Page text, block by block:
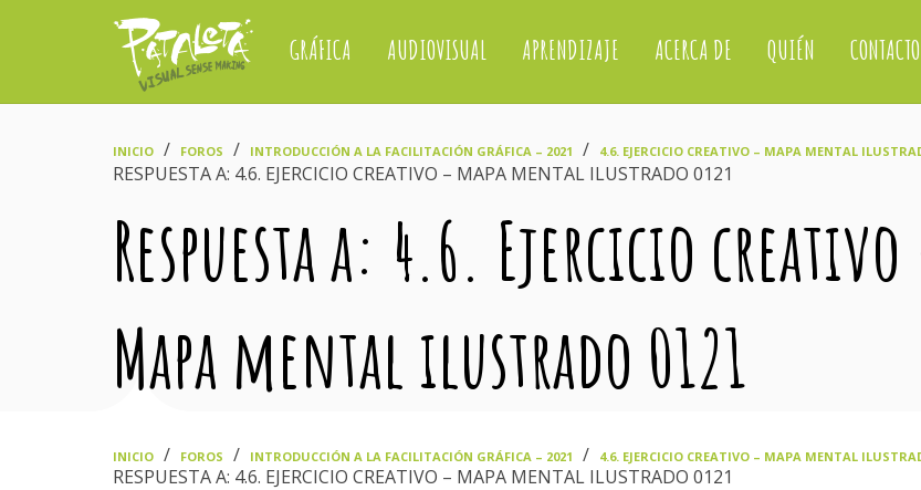
GRÁFICA AUDIOVISUAL APRENDIZAJE ACERCA DE QUIÉN CONTACTO
INICIO FOROS INTRODUCCIÓN A LA FACILITACIÓN GRÁFICA – 2021 4.6. EJERCICIO CREATIVO – MAPA MENTAL
RESPUESTA A: 4.6. EJERCICIO CREATIVO – MAPA MENTAL ILUSTRADO 0121
Respuesta a: 4.6. Ejercicio
Mapa mental ilustrado 0121
INICIO FOROS INTRODUCCIÓN A LA FACILITACIÓN GRÁFICA – 2021 4.6. EJERCICIO CREATIVO – MAPA MENTAL
RESPUESTA A: 4.6. EJERCICIO CREATIVO – MAPA MENTAL ILUSTRADO 0121